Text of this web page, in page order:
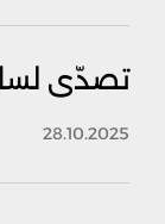
تصدّى
28.10.2025